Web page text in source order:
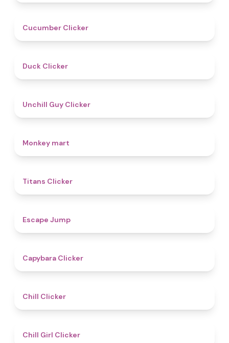
Cucumber Clicker
Duck Clicker
Unchill Guy Clicker
Monkey mart
Titans Clicker
Escape Jump
Capybara Clicker
Chill Clicker
Chill Girl Clicker